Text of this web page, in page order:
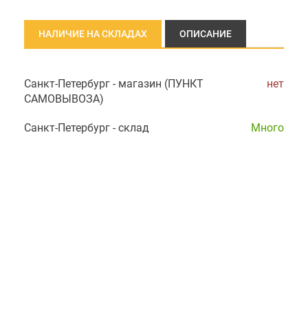
НАЛИЧИЕ НА СКЛАДАХ ОПИСАНИЕ
Санкт-Петербург - магазин (ПУНКТ
САМОВЫВОЗА)
нет
Санкт-Петербург - склад Много